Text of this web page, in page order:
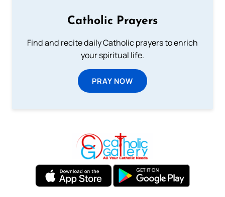
Catholic Prayers
Find and recite daily Catholic prayers to enrich
your spiritual life.
PRAY NOW